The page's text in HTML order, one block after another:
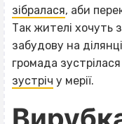
зібралася, аби
Так жителі хочуть
забудову на
громада
зустріч у мерії.